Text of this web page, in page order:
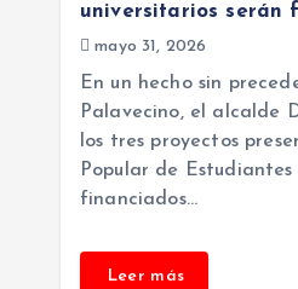
universitarios serán
mayo 31, 2026
En un hecho sin
Palavecino, el alcalde
los tres proyectos
Popular de
financiados…